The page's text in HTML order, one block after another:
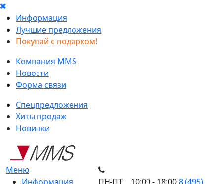
Информация
Лучшие предложения
Покупай с подарком!
Компания MMS
Новости
Форма связи
Спецпредложения
Хиты продаж
Новинки
Меню
Информация
ПН-ПТ 10:00 - 18:008 (495)